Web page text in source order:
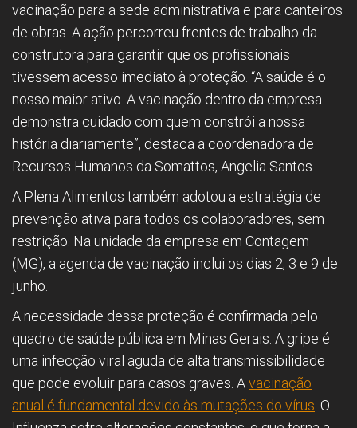
vacinação para a sede administrativa e para canteiros
de obras. A ação percorreu frentes de trabalho da
construtora para garantir que os profissionais
tivessem acesso imediato à proteção. “A saúde é o
nosso maior ativo. A vacinação dentro da empresa
demonstra cuidado com quem constrói a nossa
história diariamente”, destaca a coordenadora de
Recursos Humanos da Somattos, Angelia Santos.
A Plena Alimentos também adotou a estratégia de
prevenção ativa para todos os colaboradores, sem
restrição. Na unidade da empresa em Contagem
(MG), a agenda de vacinação inclui os dias 2, 3 e 9 de
junho.
A necessidade dessa proteção é confirmada pelo
quadro de saúde pública em Minas Gerais. A gripe é
uma infecção viral aguda de alta transmissibilidade
que pode evoluir para casos graves. Avacinação
anual é fundamental devido às mutações do vírus . O